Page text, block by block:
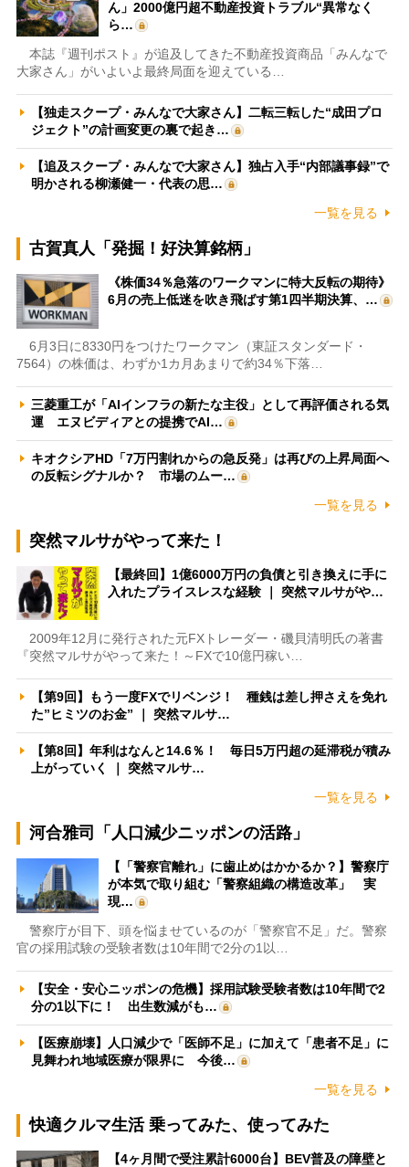
ん」2000億円超不動産投資トラブル“異常なく
ら…
本誌『週刊ポスト』が追及してきた不動産投資商品「みんなで
大家さん」がいよいよ最終局面を迎えている…
【独走スクープ・みんなで大家さん】二転三転した“成田プロ
ジェクト”の計画変更の裏で起き…
【追及スクープ・みんなで大家さん】独占入手“内部議事録”で
明かされる柳瀬健一・代表の思…
一覧を見る
古賀真人「発掘！好決算銘柄」
《株価34％急落のワークマンに特大反転の期待》
6月の売上低迷を吹き飛ばす第1四半期決算、…
6月3日に8330円をつけたワークマン（東証スタンダード・
7564）の株価は、わずか1カ月あまりで約34％下落…
三菱重工が「AIインフラの新たな主役」として再評価される気
運 エヌビディアとの提携でAI…
キオクシアHD「7万円割れからの急反発」は再びの上昇局面へ
の反転シグナルか？ 市場のムー…
一覧を見る
突然マルサがやって来た！
【最終回】1億6000万円の負債と引き換えに手に
入れたプライスレスな経験 ｜ 突然マルサがや…
2009年12月に発行された元FXトレーダー・磯貝清明氏の著書
『突然マルサがやって来た！～FXで10億円稼い…
【第9回】もう一度FXでリベンジ！ 種銭は差し押さえを免れ
た”ヒミツのお金” ｜ 突然マルサ…
【第8回】年利はなんと14.6％！ 毎日5万円超の延滞税が積み
上がっていく ｜ 突然マルサ…
一覧を見る
河合雅司「人口減少ニッポンの活路」
【「警察官離れ」に歯止めはかかるか？】警察庁
が本気で取り組む「警察組織の構造改革」 実
現…
警察庁が目下、頭を悩ませているのが「警察官不足」だ。警察
官の採用試験の受験者数は10年間で2分の1以…
【安全・安心ニッポンの危機】採用試験受験者数は10年間で2
分の1以下に！ 出生数減がも…
【医療崩壊】人口減少で「医師不足」に加えて「患者不足」に
見舞われ地域医療が限界に 今後…
一覧を見る
快適クルマ生活 乗ってみた、使ってみた
【4ヶ月間で受注累計6000台】BEV普及の障壁と